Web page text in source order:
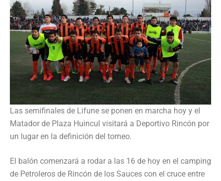
Las semifinales de Lifune se ponen en marcha hoy y el
Matador de Plaza Huincul visitará a Deportivo Rincón por
un lugar en la definición del torneo.
El balón comenzará a rodar a las 16 de hoy en el camping
de Petroleros de Rincón de los Sauces con el cruce entre